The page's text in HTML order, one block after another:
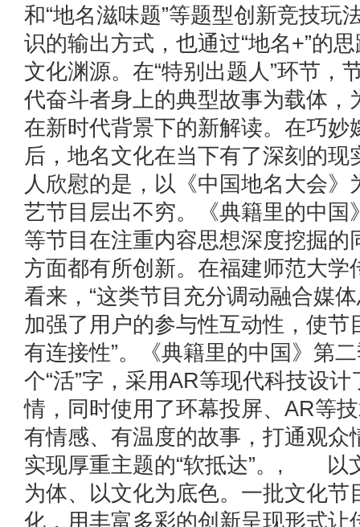
和“地名滋味题”等题型创新竞技玩
识的输出方式，也通过“地名+”的
文化渊源。在“特别出题人”环节，
代奋斗者身上的典型故事为载体，
在新时代背景下的新解读。在巧妙
后，地名文化在当下有了深刻
人欣慰的是，以《中国地名大会》
艺节目层出不穷。《典籍里的中国
等节目在注重内容思想深度挖掘的
方面都有所创新。在福建师范大学
看来，“这类节目充分调动融合媒
加强了用户的参与性互动性，使节
有连接性”。《典籍里的中国》第
个“活”字，采用AR等现代科技设
情，同时使用了环幕投屏、AR等
有情感、有温度的故事，打通观众
实现厚重主题的“软抵达”。, 以
为体、以文化为底色。一批文化节
化，用丰富多彩的创新呈现形式让